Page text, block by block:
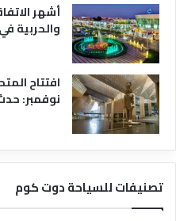
أشهر
والحربية
افتتاح
نوفمبر:
تصنيفات للسياحة دوت كوم